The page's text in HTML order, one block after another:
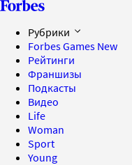
Рубрики
Forbes Games New
Рейтинги
Франшизы
Подкасты
Видео
Life
Woman
Sport
Young